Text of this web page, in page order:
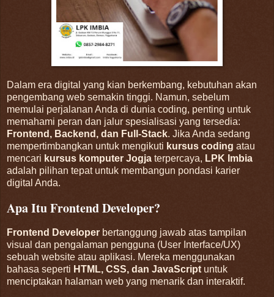
Dalam era digital yang kian berkembang, kebutuhan akan
pengembang web semakin tinggi. Namun, sebelum
memulai perjalanan Anda di dunia coding, penting untuk
memahami peran dan jalur spesialisasi yang tersedia:
Frontend, Backend, dan Full‑Stack. Jika Anda sedang
mempertimbangkan untuk mengikuti kursus coding atau
mencari kursus komputer Jogja terpercaya, LPK Imbia
adalah pilihan tepat untuk membangun pondasi karier
digital Anda.
Apa Itu Frontend Developer?
Frontend Developer bertanggung jawab atas tampilan
visual dan pengalaman pengguna (User Interface/UX)
sebuah website atau aplikasi. Mereka menggunakan
bahasa seperti HTML, CSS, dan JavaScript untuk
menciptakan halaman web yang menarik dan interaktif.